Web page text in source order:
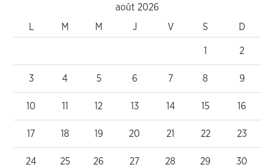
août 2026
M M J V S D
1 2
3 4 5 6 7 8 9
10 11 12 13 14 15 16
17 18 19 20 21 22 23
24 25 26 27 28 29 30